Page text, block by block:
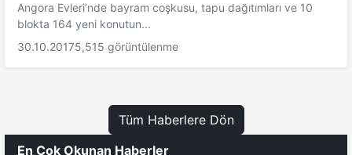
Angora Evleri’nde bayram coşkusu, tapu dağıtımları ve 10
blokta 164 yeni konutun...
30.10.20175,515 görüntülenme
Tüm Haberlere Dön
En Çok Okunan Haberler